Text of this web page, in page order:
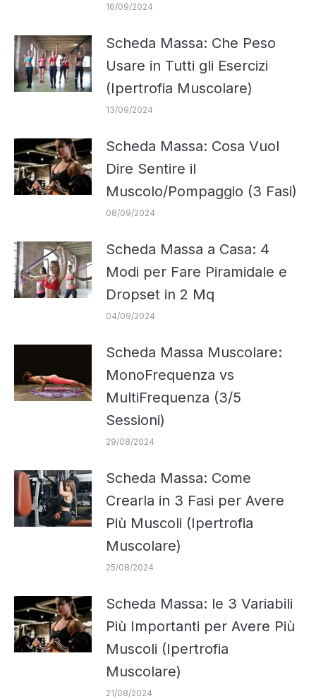
16/09/2024
Scheda Massa: Che Peso
Usare in Tutti gli Esercizi
(Ipertrofia Muscolare)
13/09/2024
Scheda Massa: Cosa Vuol
Dire Sentire il
Muscolo/Pompaggio (3 Fasi)
08/09/2024
Scheda Massa a Casa: 4
Modi per Fare Piramidale e
Dropset in 2 Mq
04/09/2024
Scheda Massa Muscolare:
MonoFrequenza vs
MultiFrequenza (3/5
Sessioni)
29/08/2024
Scheda Massa: Come
Crearla in 3 Fasi per Avere
Più Muscoli (Ipertrofia
Muscolare)
25/08/2024
Scheda Massa: le 3 Variabili
Più Importanti per Avere Più
Muscoli (Ipertrofia
Muscolare)
21/08/2024